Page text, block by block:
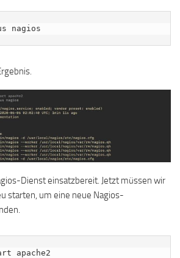
nagios
Dienst einsatzbereit. Jetzt müssen wir
starten, um eine neue Nagios-
apache2